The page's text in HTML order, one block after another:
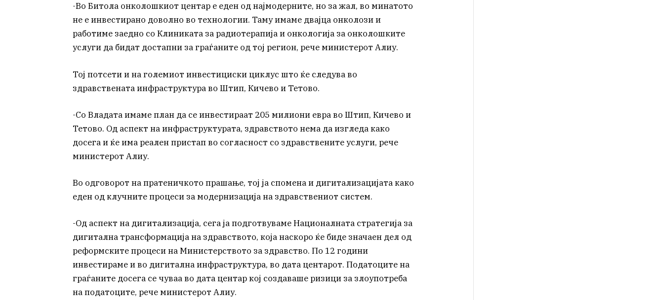
-Во Битола онколошкиот центар е еден од најмодерните, но за жал, во минатото
не е инвестирано доволно во технологии. Таму имаме двајца онколози и
работиме заедно со Клиниката за радиотерапија и онкологија за онколошките
услуги да бидат достапни за граѓаните од тој регион, рече министерот Алиу.
Тој потсети и на големиот инвестициски циклус што ќе следува во
здравствената инфраструктура во Штип, Кичево и Тетово.
-Со Владата имаме план да се инвестираат 205 милиони евра во Штип, Кичево и
Тетово. Од аспект на инфраструктурата, здравството нема да изгледа како
досега и ќе има реален пристап во согласност со здравствените услуги, рече
министерот Алиу.
Во одговорот на пратеничкото прашање, тој ја спомена и дигитализацијата како
еден од клучните процеси за модернизација на здравствениот систем.
-Од аспект на дигитализација, сега ја подготвуваме Националната стратегија за
дигитална трансформација на здравството, која наскоро ќе биде значаен дел од
реформските процеси на Министерството за здравство. По 12 години
инвестираме и во дигитална инфраструктура, во дата центарот. Податоците на
граѓаните досега се чуваа во дата центар кој создаваше ризици за злоупотреба
на податоците, рече министерот Алиу.